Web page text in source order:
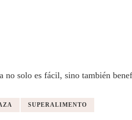
no solo es fácil, sino también
SUPERALIMENTO